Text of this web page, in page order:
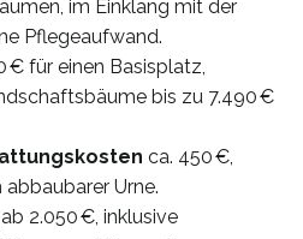
im Einklang mit der
Pflegeaufwand.
€ für einen Basisplatz,
bis zu 7.490 €
ca. 450 €,
Urne.
ab 2.050 €, inklusive